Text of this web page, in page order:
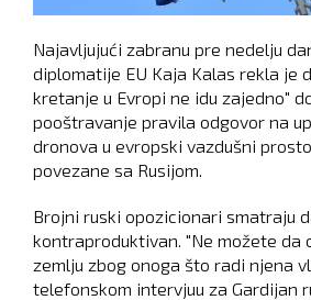
Najavljujući zabranu pre nedelju
diplomatije EU Kaja Kalas rekla je
kretanje u Evropi ne idu zajedno"
pooštravanje pravila odgovor na
dronova u evropski vazdušni
povezane sa Rusijom.
Brojni ruski opozicionari smatraju
kontraproduktivan. "Ne možete da
zemlju zbog onoga što radi njena
telefonskom intervjuu za Gardijan